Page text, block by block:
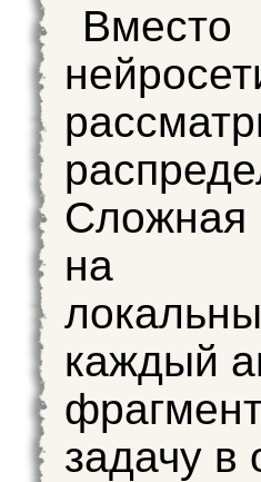
Сложная
на
каждый
задачу в